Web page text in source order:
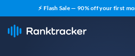
⚡ Flash Sale — 90% off your first